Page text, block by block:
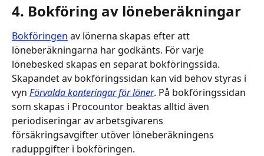
4. Bokföring av löneberäkningar
Bokföringen av lönerna skapas efter att
löneberäkningarna har godkänts. För varje
lönebesked skapas en separat bokföringssida.
Skapandet av bokföringssidan kan vid behov styras i
vyn Förvalda konteringar för löner. På bokföringssidan
som skapas i Procountor beaktas alltid även
periodiseringar av arbetsgivarens
försäkringsavgifter utöver löneberäkningens
raduppgifter i bokföringen.